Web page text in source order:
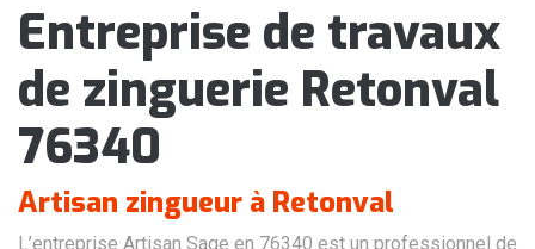
Entreprise de travaux
de zinguerie Retonval
76340
Artisan zingueur à Retonval
L’entreprise Artisan Sage en 76340 est un professionnel de